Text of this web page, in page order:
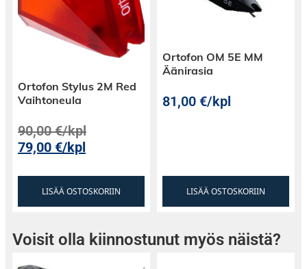
- Taajuusvaste: 35 Hz - 25 kHz
- Herkkyys: 88 dB
- Suositeltu vahvistinteho: 10-100 W
Asennusreiän halkaisija: 208 mm
Kokonaishalkaisija: 245 mm
Ortofon Stylus 2M Red
Vaihtoneula
90,00€/kpl
79,00€/kpl
LISÄÄ OSTOSKORIIN
Ortofon OM 5E MM
Äänirasia
81,00€/kpl
LISÄÄ OSTOSKORIIN
Voisit olla kiinnostunut myös näistä?